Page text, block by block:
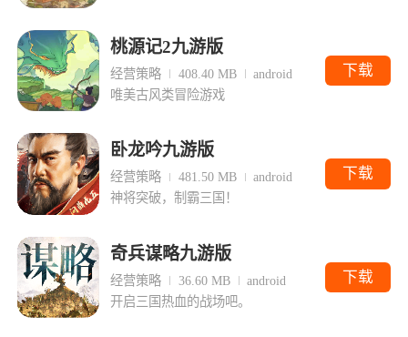
桃源记2九游版
经营策略 408.40 MB
android
唯美古风类冒险游戏
下载
卧龙吟九游版
经营策略 481.50 MB
android
神将突破，制霸三国！
下载
奇兵谋略九游版
经营策略 36.60 MB
android
开启三国热血的战场吧。
下载